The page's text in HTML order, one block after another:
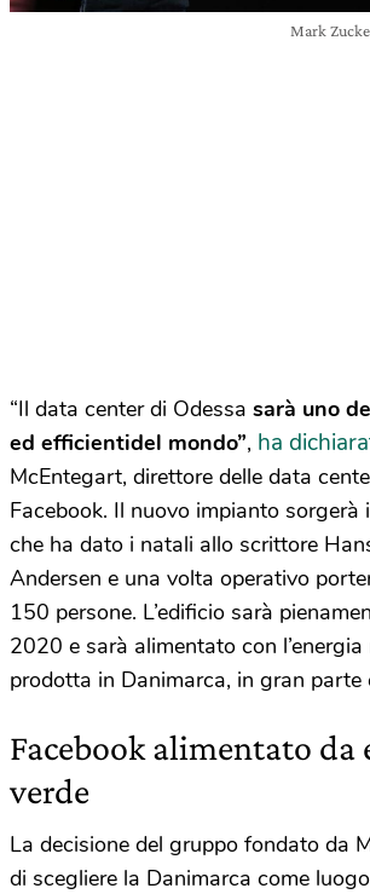
Mark
“Il data center di Odessa sarà uno
ed efficientidel mondo”, ha
McEntegart, direttore delle data
Facebook. Il nuovo impianto
che ha dato i natali allo scrittore
Andersen e una volta operativo
150 persone. L’edificio sarà
2020 e sarà alimentato con
prodotta in Danimarca, in gran parte
Facebook alimentato da
verde
La decisione del gruppo fondato da
di scegliere la Danimarca come